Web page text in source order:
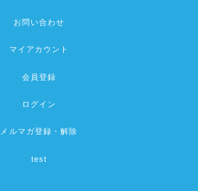
お問い合わせ
マイアカウント
会員登録
ログイン
メルマガ登録・解除
test